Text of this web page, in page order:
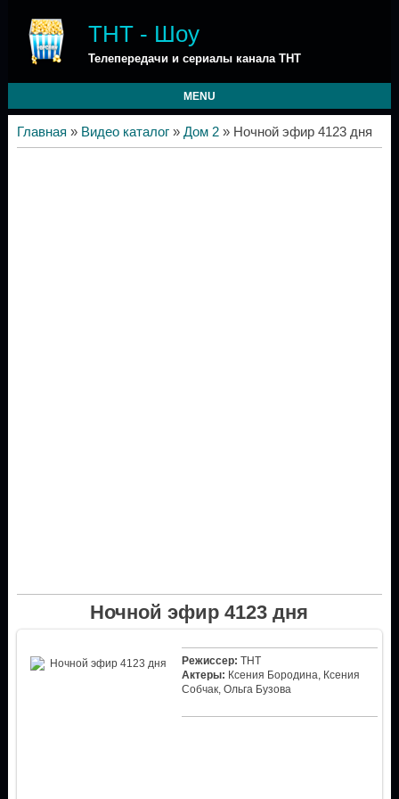
ТНТ - Шоу
Телепередачи и сериалы канала ТНТ
MENU
Главная » Видео каталог» Дом 2» Ночной эфир 4123 дня
Ночной эфир 4123 дня
Режиссер: ТНТ
Актеры: Ксения Бородина, Ксения
Собчак, Ольга Бузова